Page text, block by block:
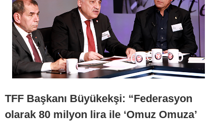
TFF Başkanı Büyükekşi: “Federasyon
olarak 80 milyon lira ile ‘Omuz Omuza’